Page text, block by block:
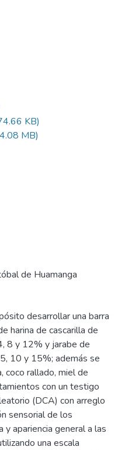
KB)
MB)
de Huamanga
desarrollar una barra
harina de cascarilla de
8 y 12% y jarabe de
10 y 15%; además se
coco rallado, miel de
con un testigo
(DCA) con arreglo
sensorial de los
apariencia general a las
una escala